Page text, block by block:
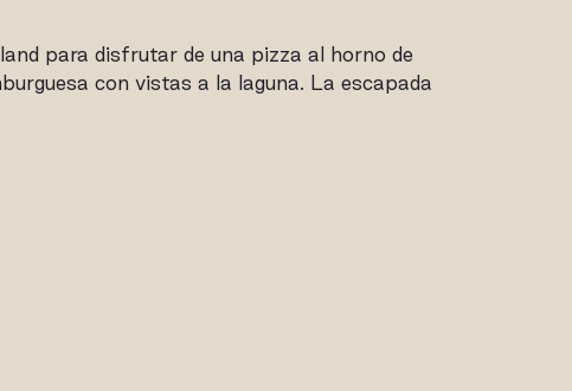
para disfrutar de una pizza al horno de
con vistas a la laguna. La escapada